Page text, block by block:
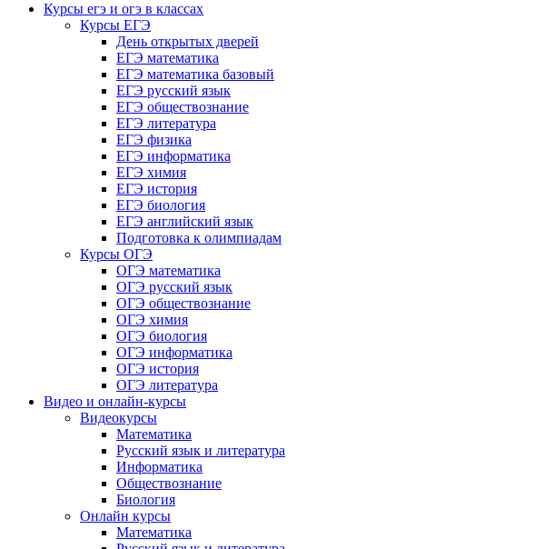
Курсы егэ и огэ в классах
Курсы ЕГЭ
День открытых дверей
ЕГЭ математика
ЕГЭ математика базовый
ЕГЭ русский язык
ЕГЭ обществознание
ЕГЭ литература
ЕГЭ физика
ЕГЭ информатика
ЕГЭ химия
ЕГЭ история
ЕГЭ биология
ЕГЭ английский язык
Подготовка к олимпиадам
Курсы ОГЭ
ОГЭ математика
ОГЭ русский язык
ОГЭ обществознание
ОГЭ химия
ОГЭ биология
ОГЭ информатика
ОГЭ история
ОГЭ литература
Видео и онлайн-курсы
Видеокурсы
Математика
Русский язык и литература
Информатика
Обществознание
Биология
Онлайн курсы
Математика